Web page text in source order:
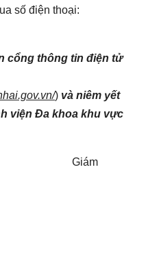
số điện thoại:
cổng thông tin điện tử
) và niêm yết
viện Đa khoa khu vực
Giám